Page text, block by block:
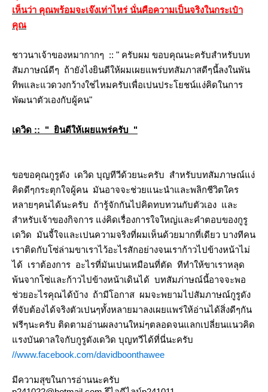
เห็นว่า คุณพร้อมจะเจ๊งเท่าไหร่ นั่นคือความเป็นจริงในกระเป๋า
คุณ
ชาวนาเจ้าของหมากากๆ :: " ครับผม ขอบคุณนะครับสำหรับบท
สัมภาษณ์ดีๆ ถ้ายังไงยินดีให้ผมเผยแพร่บทสัมภาสดีๆนี้ลงในพัน
ทิพและแวดวงกว้างใช่ไหมครับเพื่อเปนประโยชน์แง่คิดในการ
พัฒนาตัวเองกับผู้คน"
เดวิด :: " ยินดีให้เผยแพร่ครับ "
ขอขอคุณกูรูดัง เดวิด บุญทีวีด้วยนะครับ สำหรับบทสัมภาษณ์แง่
คิดดีๆกระตุกใจผู้คน มันอาจจะช่วยแนะนำและพลิกชีวิตใคร
หลายๆคนได้นะครับ ถ้ารู้จักกันไปคิดทบทวนกับตัวเอง และ
สำหรับเจ้าของกิจการ แง่คิดเรื่องการใจใหญ่และคำตอบของกูรู
เดวิด มันจี้ใจและเปนความจริงที่ผมเห็นด้วยมากที่เดียว บางทีคน
เราติดกับโซ่ล่ามขาเราไว้อะไรสักอย่างจนเราก้าวไปข้างหน้าไม่
ได้ เราต้องการ อะไรที่มันเปนเหมือนที่ตัด ทีทำให้ขาเราหลุด
พ้นจากโซ่และก้าวไปข้างหน้าเดินได้ บทสัมภ่าษณ์นี้อาจจะพอ
ช่วยอะไรคุณได้บ้าง ถ้ามีโอกาส ผมจะพยามไปสัมภาษณ์กูรูดัง
ที่จับต้องได้จริงตัวเปนๆทั้งหลายมาลงเผยแพร่ให้อ่านได้สิ่งดีๆกัน
ฟรีๆนะครับ ติดตามอ่านผลงานใหม่ๆตลอดจนแลกเปลี่ยนแนวคิด
รงบันดาลใจกับกูรูดังเดวิด บุญทวีได้ที่นี่นะครับ
//www.facebook.com/davidboonthawee
มีความสุขในการอ่านนะครับ